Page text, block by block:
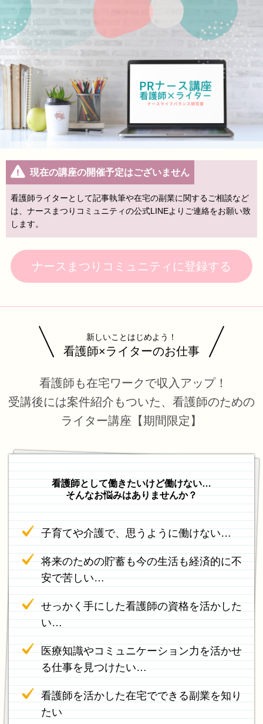
現在の講座の開催予定はございません
看護師ライターとして記事執筆や在宅の副業に関するご相談など
は、ナースまつりコミュニティの公式LINEよりご連絡をお願い致
します。
ナースまつりコミュニティに登録する
新しいことはじめよう！
看護師×ライターのお仕事
看護師も在宅ワークで収入アップ！
受講後には案件紹介もついた、看護師のための
ライター講座【期間限定】
看護師として働きたいけど働けない…
そんなお悩みはありませんか？
子育てや介護で、思うように働けない…
将来のための貯蓄も今の生活も経済的に不
安で苦しい…
せっかく手にした看護師の資格を活かした
い…
医療知識やコミュニケーション力を活かせ
る仕事を見つけたい…
看護師を活かした在宅でできる副業を知り
たい